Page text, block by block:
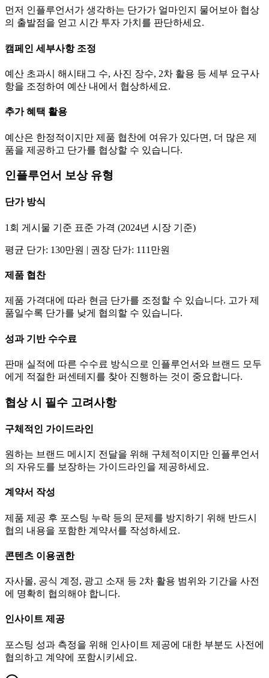
먼저 인플루언서가 생각하는 단가가 얼마인지 물어보아 협상
의 출발점을 얻고 시간 투자 가치를 판단하세요.
캠페인 세부사항 조정
예산 초과시 해시태그 수, 사진 장수, 2차 활용 등 세부 요구사
항을 조정하여 예산 내에서 협상하세요.
추가 혜택 활용
예산은 한정적이지만 제품 협찬에 여유가 있다면, 더 많은 제
품을 제공하고 단가를 협상할 수 있습니다.
인플루언서 보상 유형
단가방식
1회 게시물 기준 표준 가격 (2024년 시장 기준)
평균 단가: 130만원 | 권장 단가: 111만원
제품 협찬
제품 가격대에 따라 현금 단가를 조정할 수 있습니다. 고가 제
품일수록 단가를 낮게 협의할 수 있습니다.
성과 기반 수수료
판매 실적에 따른 수수료 방식으로 인플루언서와 브랜드 모두
에게 적절한 퍼센테지를 찾아 진행하는 것이 중요합니다.
협상 시 필수 고려사항
구체적인 가이드라인
원하는 브랜드 메시지 전달을 위해 구체적이지만 인플루언서
의 자유도를 보장하는 가이드라인을 제공하세요.
계약서 작성
제품 제공 후 포스팅 누락 등의 문제를 방지하기 위해 반드시
협의 내용을 포함한 계약서를 작성하세요.
콘텐츠 이용권한
자사몰, 공식 계정, 광고 소재 등 2차 활용 범위와 기간을 사전
에 명확히 협의해야 합니다.
인사이트 제공
포스팅 성과 측정을 위해 인사이트 제공에 대한 부분도 사전에
협의하고 계약에 포함시키세요.